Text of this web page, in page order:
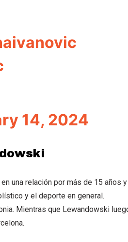
14, 2024
una relación por más de 15 años y
y el deporte en general.
Mientras que Lewandowski